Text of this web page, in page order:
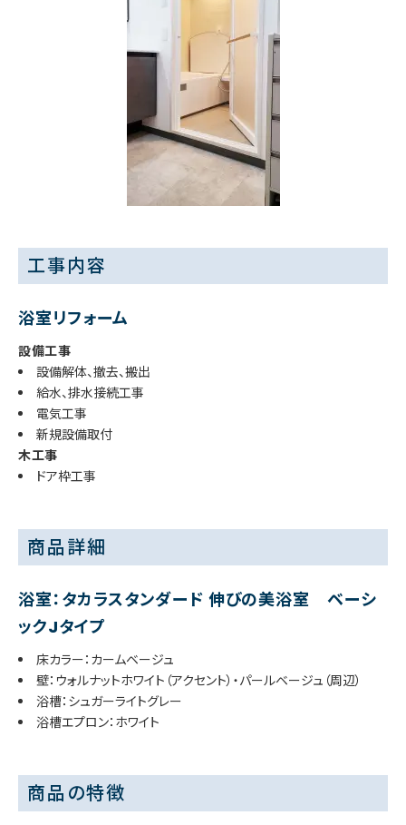
工事内容
浴室リフォーム
設備工事
設備解体、撤去、搬出
給水、排水接続工事
電気工事
新規設備取付
木工事
ドア枠工事
商品詳細
浴室：タカラスタンダード 伸びの美浴室 ベーシ
ックJタイプ
床カラー：カームベージュ
壁：ウォルナットホワイト（アクセント）・パールベージュ（周辺）
浴槽：シュガーライトグレー
浴槽エプロン：ホワイト
商品の特徴